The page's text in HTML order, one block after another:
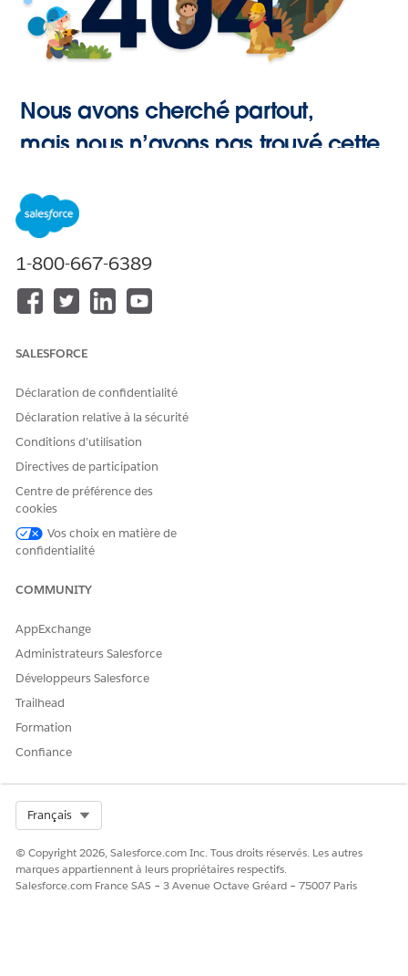
Nous avons cherché partout,
mais nous n’avons pas trouvé cette
1-800-667-6389
SALESFORCE
Déclaration de confidentialité
Déclaration relative à la sécurité
Conditions d’utilisation
Directives de participation
Centre de préférence des
cookies
Vos choix en matière de
confidentialité
COMMUNITY
AppExchange
Administrateurs Salesforce
Développeurs Salesforce
Trailhead
Formation
Confiance
Français
© Copyright 2026, Salesforce.com Inc. Tous droits réservés. Les autres
marques appartiennent à leurs propriétaires respectifs.
Salesforce.com France SAS – 3 Avenue Octave Gréard – 75007 Paris